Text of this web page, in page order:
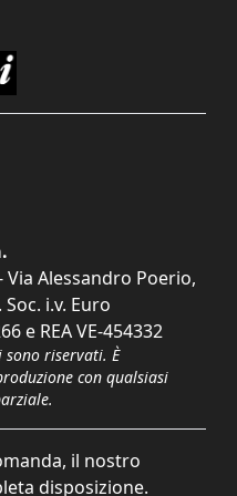
Alessandro Poerio,
Soc. i.v. Euro
e REA VE-454332
riservati. È
con qualsiasi
il nostro
disposizione.